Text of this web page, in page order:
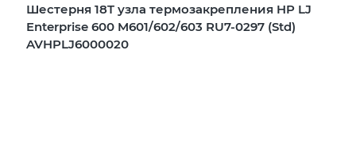
Шестерня 18T узла термозакрепления HP LJ
Enterprise 600 M601/602/603 RU7-0297 (Std)
AVHPLJ6000020